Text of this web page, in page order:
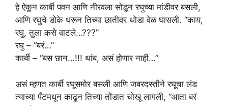
हे ऐकून कार्बी पवन आणि नीरवला सोडून रघुच्या मांडीवर बसली,
आणि रघुचे डोके धरून तिच्या छातीवर थोडा वेळ घासली. “काय,
रघु, तुला कसे वाटले…???”
रघु – “बरं…”
कार्बी – “बस छान…!!! थांब, असं होणार नाही…”
असं म्हणत कार्बी रघूसमोर बसली आणि जबरदस्तीने रघूचा लंड
त्याच्या पँटमधून काढून तिच्या तोंडात चोखू लागली, “आता बरं